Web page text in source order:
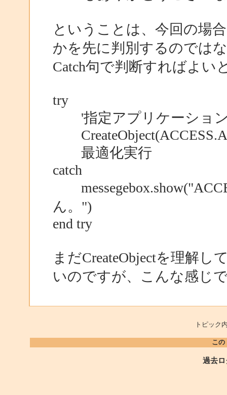
ということは、今回の場
かを先に判別するのでは
Catch句で判断すればよい
try
'指定アプリケーション
最適化実行
catch
ん。")
end try
まだCreateObjectを理解
いのですが、こんな感じ
トピッ
この
過去